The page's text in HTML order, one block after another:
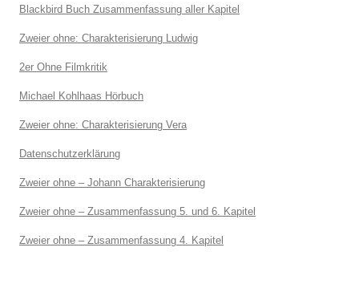
Blackbird Buch Zusammenfassung aller Kapitel
Zweier ohne: Charakterisierung Ludwig
2er Ohne Filmkritik
Michael Kohlhaas Hörbuch
Zweier ohne: Charakterisierung Vera
Datenschutzerklärung
Zweier ohne – Johann Charakterisierung
Zweier ohne – Zusammenfassung 5. und 6. Kapitel
Zweier ohne – Zusammenfassung 4. Kapitel